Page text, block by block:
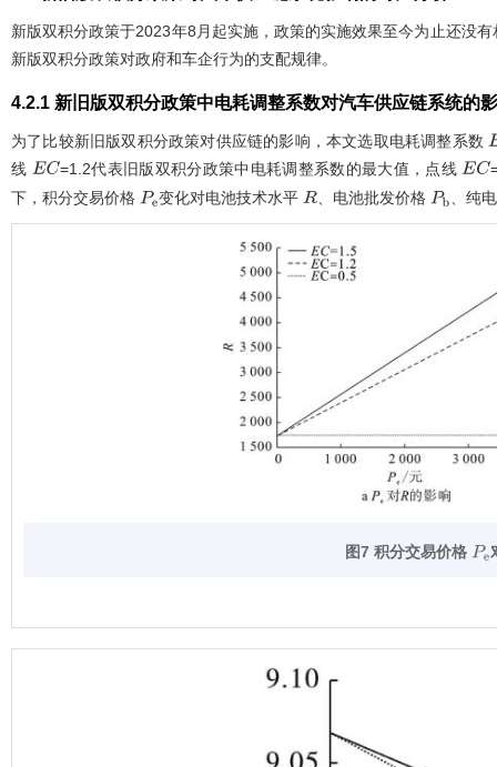
新版双积分政策于2023年8月起实施，政策的实施效果至今为止还没
新版双积分政策对政府和车企行为的支配规律。
4.2.1 新旧版双积分政策中电耗调整系数对汽车供应链系统的
为了比较新旧版双积分政策对供应链的影响，本文选取电耗调整系数
线 EC =1.2代表旧版双积分政策中电耗调整系数的最大值，点线 EC
下，积分交易价格 Pe变化对电池技术水平 R、电池批发价格 Pb 、纯
图7 积分交易价格 Pe